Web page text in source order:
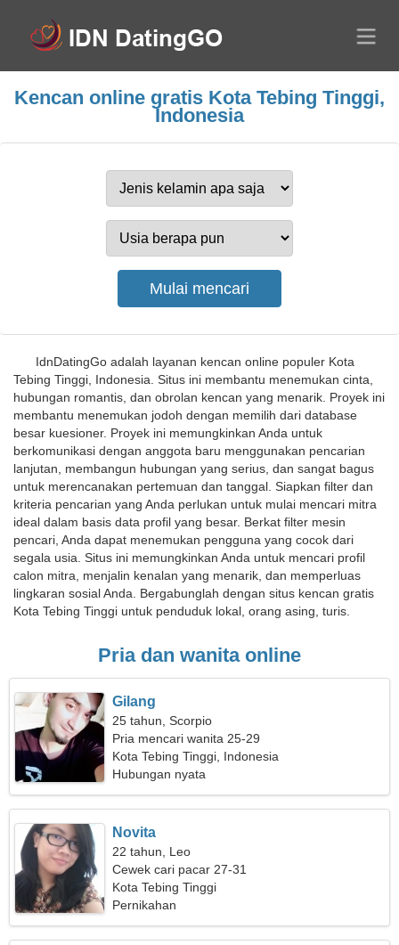
Kencan online gratis Kota Tebing Tinggi,
Indonesia
IdnDatingGo adalah layanan kencan online populer Kota
Tebing Tinggi, Indonesia. Situs ini membantu menemukan cinta,
hubungan romantis, dan obrolan kencan yang menarik. Proyek ini
membantu menemukan jodoh dengan memilih dari database
besar kuesioner. Proyek ini memungkinkan Anda untuk
berkomunikasi dengan anggota baru menggunakan pencarian
lanjutan, membangun hubungan yang serius, dan sangat bagus
untuk merencanakan pertemuan dan tanggal. Siapkan filter dan
kriteria pencarian yang Anda perlukan untuk mulai mencari mitra
ideal dalam basis data profil yang besar. Berkat filter mesin
pencari, Anda dapat menemukan pengguna yang cocok dari
segala usia. Situs ini memungkinkan Anda untuk mencari profil
calon mitra, menjalin kenalan yang menarik, dan memperluas
lingkaran sosial Anda. Bergabunglah dengan situs kencan gratis
Kota Tebing Tinggi untuk penduduk lokal, orang asing, turis.
Pria dan wanita online
Gilang
25 tahun, Scorpio
Pria mencari wanita 25-29
Kota Tebing Tinggi, Indonesia
Hubungan nyata
Novita
22 tahun, Leo
Cewek cari pacar 27-31
Kota Tebing Tinggi
Pernikahan